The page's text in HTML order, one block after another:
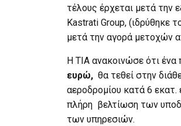
τέλους έρχεται μετά την
Kastrati Group, (ιδρύθηκε
μετά την αγορά μετοχών
H TIA ανακοινώσε ότι ένα
ευρώ, θα τεθεί στην
αεροδρομίου κατά 6
πλήρη βελτίωση των
των υπηρεσιών.